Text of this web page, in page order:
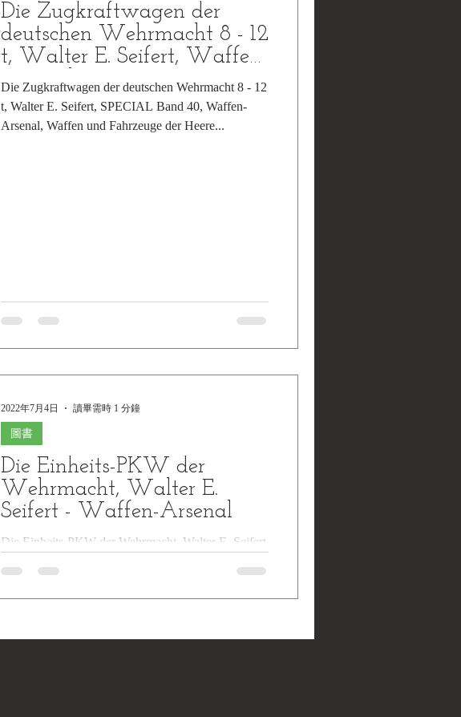
Die Zugkraftwagen der
deutschen Wehrmacht 8 - 12
t, Walter E. Seifert, Waffen-
Arsenal
Die Zugkraftwagen der deutschen Wehrmacht 8 - 12
t, Walter E. Seifert, SPECIAL Band 40, Waffen-
Arsenal, Waffen und Fahrzeuge der Heere...
Die Einheits-PKW der
Wehrmacht, Walter E.
Seifert - Waffen-Arsenal
Die Einheits-PKW der Wehrmacht, Walter E. Seifert
圖書
2022年7月4日 讀畢需時 1 分鐘